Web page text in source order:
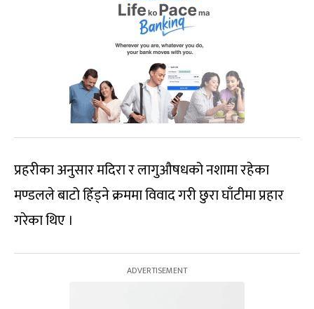
प्रहरीका अनुसार मदिरा र लागुऔषधको नशामा रहेका
मण्डलले बाटो हिँड्ने क्रममा विवाद गरी छुरा घाँटीमा प्रहार
गरेका थिए ।